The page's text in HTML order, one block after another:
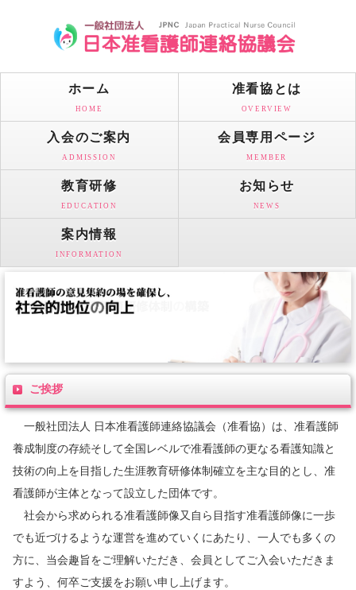
ホーム
HOME
准看協とは
OVERVIEW
入会のご案内
ADMISSION
会員専用ページ
MEMBER
教育研修
EDUCATION
お知らせ
NEWS
案内情報
INFORMATION
ご挨拶
一般社団法人 日本准看護師連絡協議会（准看協）は、准看護師
養成制度の存続そして全国レベルで准看護師の更なる看護知識と
技術の向上を目指した生涯教育研修体制確立を主な目的とし、准
看護師が主体となって設立した団体です。
社会から求められる准看護師像又自ら目指す准看護師像に一歩
でも近づけるような運営を進めていくにあたり、一人でも多くの
方に、当会趣旨をご理解いただき、会員としてご入会いただきま
すよう、何卒ご支援をお願い申し上げます。